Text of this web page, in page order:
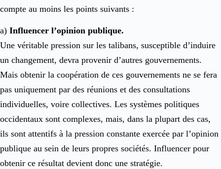
compte au moins les points suivants :
a) Influencer l’opinion publique.
Une véritable pression sur les talibans, susceptible d’induire
un changement, devra provenir d’autres gouvernements.
Mais obtenir la coopération de ces gouvernements ne se fera
pas uniquement par des réunions et des consultations
individuelles, voire collectives. Les systèmes politiques
occidentaux sont complexes, mais, dans la plupart des cas,
ils sont attentifs à la pression constante exercée par l’opinion
publique au sein de leurs propres sociétés. Influencer pour
obtenir ce résultat devient donc une stratégie.